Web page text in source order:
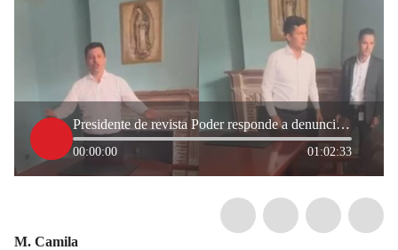
Presidente de revista Poder responde a denuncias por falta de pago y posible estafa
00:00:00 01:02:33
M. Camila